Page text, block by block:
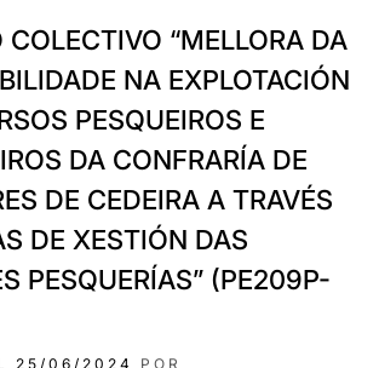
COLECTIVO “MELLORA DA
NA EXPLOTACIÓN
PESQUEIROS E
DA CONFRARÍA DE
DE CEDEIRA A TRAVÉS
DE XESTIÓN DAS
PESQUERÍAS” (PE209P-
25/06/2024
POR